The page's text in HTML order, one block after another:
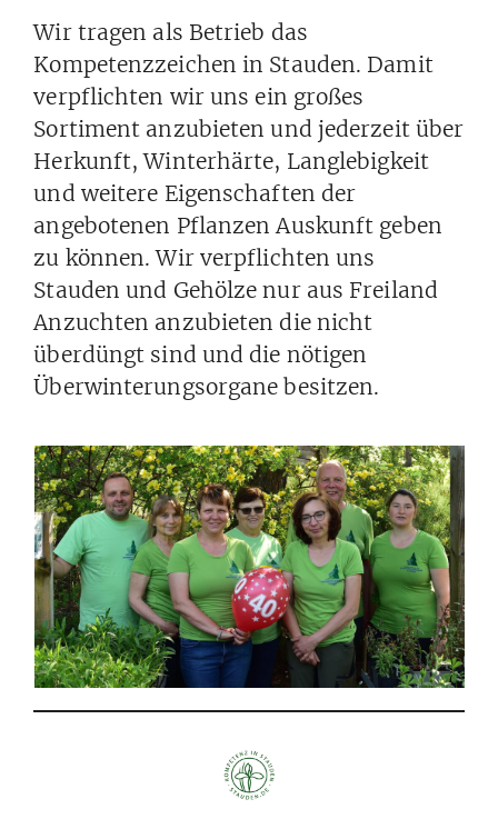
Wir tragen als Betrieb das
Kompetenzzeichen in Stauden. Damit
verpflichten wir uns ein großes
Sortiment anzubieten und jederzeit über
Herkunft, Winterhärte, Langlebigkeit
und weitere Eigenschaften der
angebotenen Pflanzen Auskunft geben
zu können. Wir verpflichten uns
Stauden und Gehölze nur aus Freiland
Anzuchten anzubieten die nicht
überdüngt sind und die nötigen
Überwinterungsorgane besitzen.